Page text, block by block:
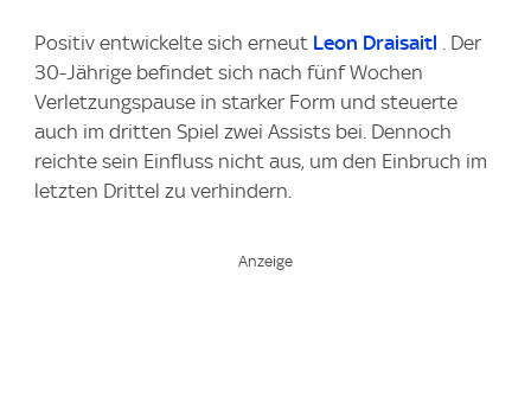
Positiv entwickelte sich erneut Leon Draisaitl
. Der
30-Jährige befindet sich nach fünf Wochen
Verletzungspause in starker Form und steuerte
auch im dritten Spiel zwei Assists bei. Dennoch
reichte sein Einfluss nicht aus, um den Einbruch im
letzten Drittel zu verhindern.